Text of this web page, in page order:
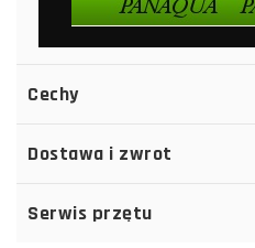
Cechy
Dostawa i zwrot
Serwis przętu